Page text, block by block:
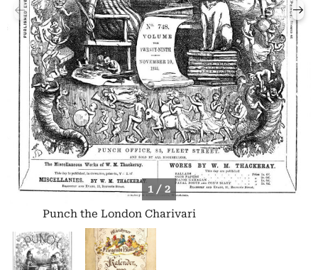
1 / 2
Punch the London Charivari